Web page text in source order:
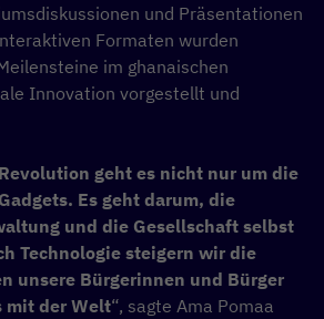
und Präsentationen
Formaten wurden
im ghanaischen
Innovation vorgestellt und
geht es nicht nur um die
Es geht darum, die
und die Gesellschaft selbst
Technologie steigern wir die
unsere Bürgerinnen und Bürger
mit der Welt“, sagte Ama Pomaa